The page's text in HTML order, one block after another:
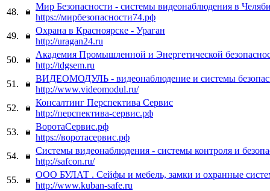
48.
Мир Безопасности - системы видеонаблюдения в
https://мирбезопасности74.рф
49.
Охрана в Красноярске - Ураган
http://uragan24.ru
50.
Академия Промышленной и Энергетической
http://tdgsem.ru
51.
ВИДЕОМОДУЛЬ - видеонаблюдение и системы
http://www.videomodul.ru/
52.
Консалтинг Перспектива Сервис
http://перспектива-сервис.рф
53.
ВоротаСервис.рф
https://воротасервис.рф
54.
Cистемы видеонаблюдения - cистемы контроля и
http://safcon.ru/
55.
ООО БУЛАТ . Сейфы и мебель, замки и охранные
http://www.kuban-safe.ru